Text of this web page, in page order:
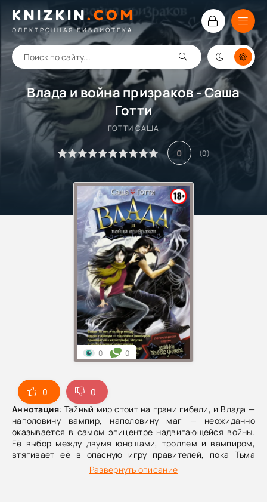
KNIZKIN.COM
ЭЛЕКТРОННАЯ БИБЛИОТЕКА
Влада и война призраков - Саша
Готти
ГОТТИ САША
0 (0)
0
0
Аннотация: Тайный мир стоит на грани гибели, и Влада —
наполовину вампир, наполовину маг — неожиданно
оказывается в самом эпицентре надвигающейся войны.
Её выбор между двумя юношами, троллем и вампиром,
втягивает её в опасную игру правителей, пока Тьма
приближается к Москве и Петербургу.Домовые
предрекают беду: тайный мир неумолимо катится к
Развернуть описание
0 0